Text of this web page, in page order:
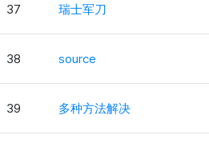
37 瑞士军刀
38 source
39 多种方法解决